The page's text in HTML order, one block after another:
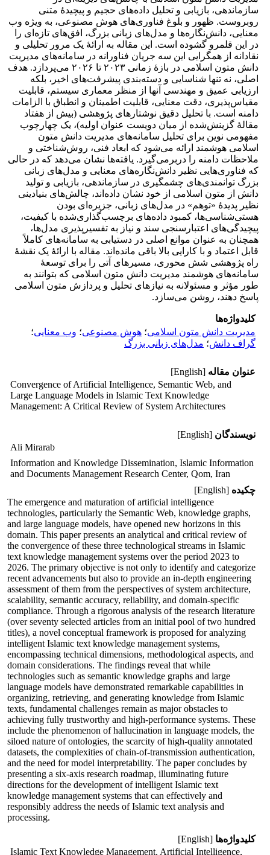
سازماندهی، بازیابی و تحلیل داده‌های حجیم و پیچیدهٔ متنی
روبروست. ظهور و بلوغ فناوری‌های هوش مصنوعی، به ویژه وب
معنایی، دانش‌نگاره‌ها و مدل‌های زبانی بزرگ، افق‌های تازه‌ای را
در این قلمرو گشوده است. این مقاله به ارائهٔ یک مرور تحلیلی و
نقادانه از همگرایی این سه جریان فناورانه در سامانه‌های مدیریت
دانش متون اسلامی در بازهٔ زمانی ۲۰۲۳ تا ۲۰۲۶ می‌پردازد. هدف
اصلی، نه تنها شناسایی و دسته‌بندی پیشرفت‌های اخیر، بلکه
ارزیابی عمیق و مهندسی آنها از منظر معماری سیستم، قابلیت
مقیاس‌پذیری، دقت معنایی، قابلیت اطمینان و انطباق با الزامات
دامنه است. با تحلیل دقیق نوشتارهای پژوهشی (بیش از هفتاد
مقالهٔ گزینش‌شده از میان دویست عنوان اولیه)، یک چهارچوب
مفهومی نوین برای تحلیل سامانه‌های مدیریت دانش متون
اسلامی هوشمند ارائه می‌شود که ابعاد فنی، روش‌شناختی و
ملاحظات دامنه را دربرمی‌گیرد. یافته‌ها نشان می‌دهد که در حالی
که فناوری‌هایی نظیر دانش‌نگاره‌های معنایی و مدل‌های زبانی
بزرگ توانمندی‌های چشمگیری در سازماندهی، بازیابی و تولید
دانش از متون اسلامی از خود نشان داده‌اند، چالش‌های بنیادینی
نظیر پدیدهٔ «توهم» در مدل‌های زبانی، جزیره‌ای بودن
هستی‌شناسی‌ها، کمبود داده‌های برچسب‌گذاری‌شده با کیفیت،
پیچیدگی‌های اعتبارسنجی سند و نیاز به تفسیرپذیری مدل‌ها،
همچنان به عنوان موانع اصلی در دستیابی به سامانه‌های کاملاً
قابل اعتماد و با کارایی بالا باقی مانده‌اند. مقاله با ارائهٔ یک نقشهٔ
راه پژوهشی شش محوری، مسیرهای آتی را برای توسعهٔ
سامانه‌های هوشمند مدیریت دانش متون اسلامی که بتوانند به
طور مؤثر و مسئولانه به نیازهای تحلیل و پردازش متون اسلامی
پاسخ دهند، روشن می‌سازد.
کلیدواژه‌ها
مدیریت دانش متون اسلامی؛ هوش مصنوعی؛ وب معنایی؛
گراف دانش؛ مدل‌های زبانی بزرگ
عنوان مقاله [English]
Convergence of Artificial Intelligence, Semantic Web, and
Large Language Models in Islamic Text Knowledge
Management: A Critical Review of System Architectures
نویسندگان [English]
Ali Mirarab
Information and Knowledge Dissemination, Islamic Information
and Documents Management Research Center, Qom, Iran
چکیده [English]
The emergence and maturation of artificial intelligence
technologies, particularly the Semantic Web, knowledge graphs,
and large language models, have opened new horizons in this
domain. This paper presents an analytical and critical review of
the convergence of these three technological streams in Islamic
text knowledge management systems over the period 2023 to
2026. The primary objective is not only to identify and categorize
recent advancements but also to provide an in-depth engineering
assessment of them from the perspectives of system architecture,
scalability, semantic accuracy, reliability, and domain-specific
compliance. Through a rigorous analysis of the research literature
(over seventy selected articles from an initial pool of two hundred
titles), a novel conceptual framework is proposed for analyzing
intelligent Islamic text knowledge management systems,
encompassing technical dimensions, methodological aspects, and
domain considerations. The findings reveal that while
technologies such as semantic knowledge graphs and large
language models have demonstrated remarkable capabilities in
organizing, retrieving, and generating knowledge from Islamic
texts, fundamental challenges remain as major obstacles to
achieving fully trustworthy and high-performance systems. These
include the phenomenon of hallucination in language models, the
siloed nature of ontologies, the scarcity of high-quality annotated
datasets, the complexities of chain-of-transmission authentication,
and the need for model interpretability. The paper concludes by
presenting a six-axis research roadmap, illuminating future
directions for the development of intelligent Islamic text
knowledge management systems that can effectively and
responsibly address the needs of Islamic text analysis and
processing.
کلیدواژه‌ها [English]
Islamic Text Knowledge Management, Artificial Intelligence,